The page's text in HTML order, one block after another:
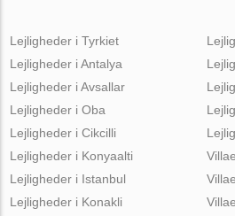
Lejligheder i Tyrkiet
Lejligheder i Antalya
Lejligheder i Avsallar
Lejligheder i Oba
Lejligheder i Cikcilli
Lejligheder i Konyaalti
Lejligheder i Istanbul
Lejligheder i Konakli